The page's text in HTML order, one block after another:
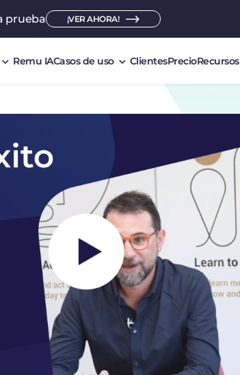
prueba ¡VER AHORA!
Remu IACasos de uso ClientesPrecioRecursos